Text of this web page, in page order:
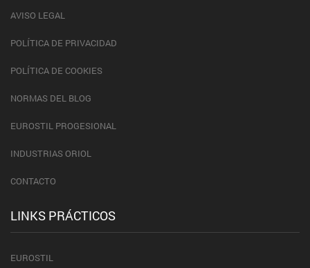
AVISO LEGAL
POLÍTICA DE PRIVACIDAD
POLÍTICA DE COOKIES
NORMAS DEL BLOG
EUROSTIL PROGESIONAL
INDUSTRIAS ORIOL
CONTACTO
LINKS PRÁCTICOS
EUROSTIL